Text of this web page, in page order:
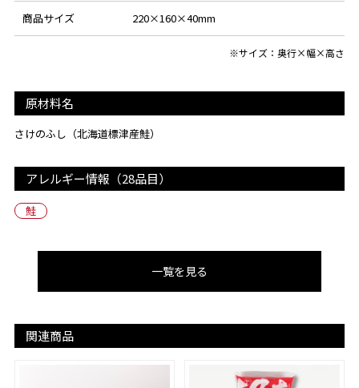
商品サイズ 220×160×40mm
※サイズ：奥行×幅×高さ
原材料名
さけのふし（北海道標津産鮭）
アレルギー情報（28品目）
鮭
一覧を見る
関連商品